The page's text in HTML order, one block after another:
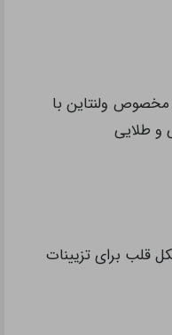
مخصوص ولنتاین با
و طلایی
قلب برای تزیینات